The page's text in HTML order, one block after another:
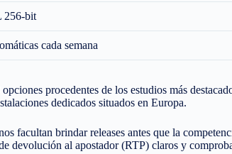
256-bit
cada semana
procedentes de los estudios más
dedicados situados en Europa.
facultan brindar releases antes que la
devolución al apostador (RTP) claros y